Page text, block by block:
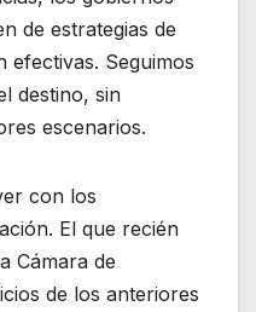
de estrategias de
efectivas. Seguimos
destino, sin
escenarios.
con los
El que recién
Cámara de
de los anteriores